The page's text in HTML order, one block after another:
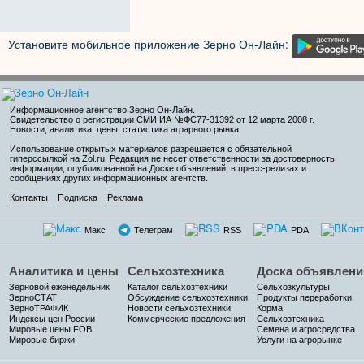
Установите мобильное приложение Зерно Он-Лайн:
Информационное агентство Зерно Он-Лайн
Свидетельство о регистрации СМИ ИА №ФС77-31392 от 12 марта 2008 г.
Новости, аналитика, цены, статистика аграрного рынка.
Использование открытых материалов разрешается с обязательной
гиперссылкой на Zol.ru. Редакция не несет ответственности за достоверность
информации, опубликованной на Доске объявлений, в пресс-релизах и
сообщениях других информационных агентств.
Контакты
Подписка Реклама
Макс Телеграм RSS PDA
Аналитика и цены
Зерновой еженедельник
ЗерноСТАТ
ЗерноТРАФИК
Индексы цен России
Мировые цены FOB
Мировые биржи
Сельхозтехника
Каталог сельхозтехники
Обсуждение сельхозтехники
Новости сельхозтехники
Коммерческие предложения
Доска
Сельхозкультуры
Продукты переработки
Корма
Сельхозтехника
Семена и агросредства
Услуги на агрорынке